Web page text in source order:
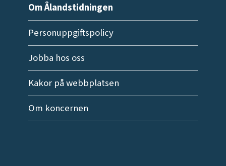
Om Ålandstidningen
Personuppgiftspolicy
Jobba hos oss
Kakor på webbplatsen
Om koncernen